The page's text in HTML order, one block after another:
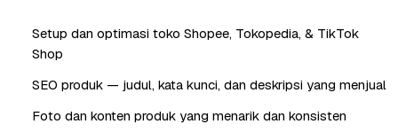
Setup dan optimasi toko Shopee, Tokopedia, & TikTok
Shop
SEO produk — judul, kata kunci, dan deskripsi yang menjual
Foto dan konten produk yang menarik dan konsisten